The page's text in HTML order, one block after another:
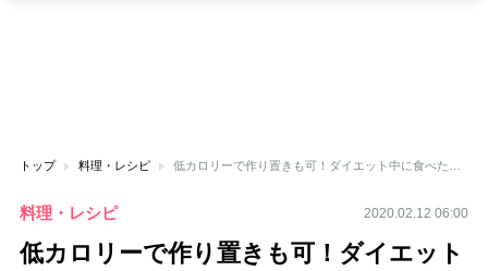
トップ 料理・レシピ
料理・レシピ 2020.02.12 06:00
低カロリーで作り置きも可！ダイエット